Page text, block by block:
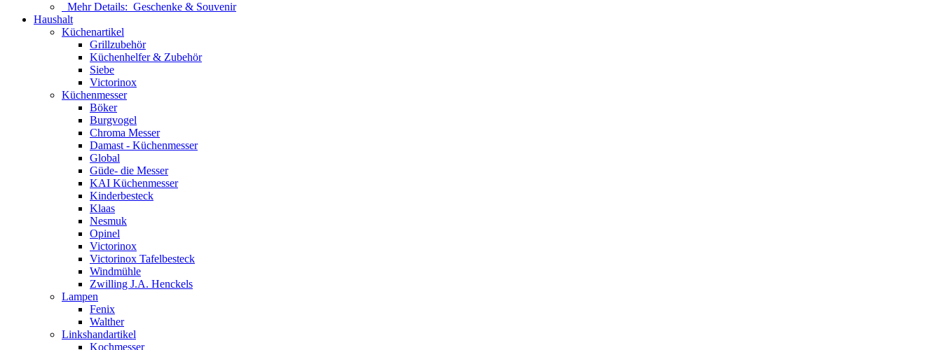
Mehr Details: Geschenke & Souvenir
Haushalt
Küchenartikel
Grillzubehör
Küchenhelfer & Zubehör
Siebe
Victorinox
Küchenmesser
Böker
Burgvogel
Chroma Messer
Damast - Küchenmesser
Global
Güde- die Messer
KAI Küchenmesser
Kinderbesteck
Klaas
Nesmuk
Opinel
Victorinox
Victorinox Tafelbesteck
Windmühle
Zwilling J.A. Henckels
Lampen
Fenix
Walther
Linkshandartikel
Kochmesser